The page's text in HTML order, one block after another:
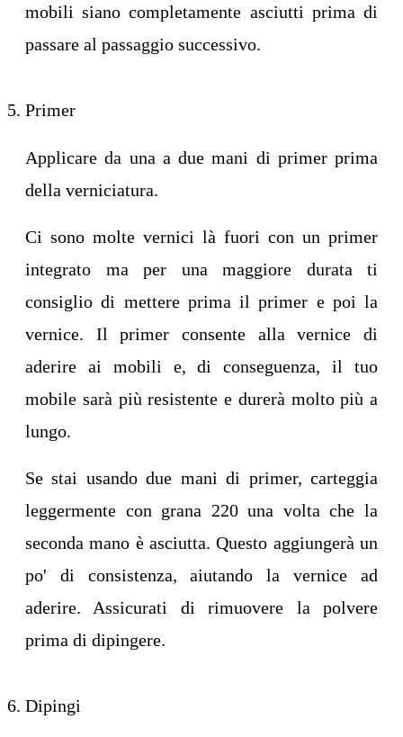
mobili siano completamente asciutti prima di
passare al passaggio successivo.
Primer
Applicare da una a due mani di primer prima
della verniciatura.
Ci sono molte vernici là fuori con un primer
integrato ma per una maggiore durata ti
consiglio di mettere prima il primer e poi la
vernice. Il primer consente alla vernice di
aderire ai mobili e, di conseguenza, il tuo
mobile sarà più resistente e durerà molto più a
lungo.
Se stai usando due mani di primer, carteggia
leggermente con grana 220 una volta che la
seconda mano è asciutta. Questo aggiungerà un
po' di consistenza, aiutando la vernice ad
aderire. Assicurati di rimuovere la polvere
prima di dipingere.
Dipingi